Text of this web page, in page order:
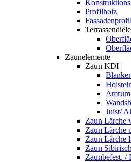
Profilholz
Zaunelemente
Zaun KDI
Amrum
Juist/
Zaun Lärche
Zaun Lärche
Zaun Lärche
Zaun
Zaunbefest. /